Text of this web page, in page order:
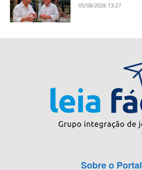
05/08/2026 13:27
Sobre o Portal